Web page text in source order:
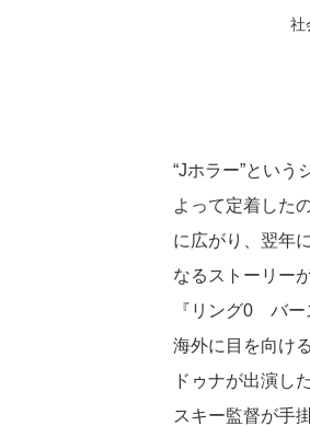
社
“Jホラー”とい
よって定着した
に広がり、翌年
なるストーリー
『リング0 バー
海外に目を向け
ドゥナが出演し
スキー監督が手